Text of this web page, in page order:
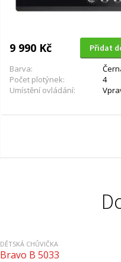
9 990 Kč
Přidat
Barva:
Počet plotýnek:
4
Umístění ovládání:
DĚTSKÁ CHŮVIČKA
Bravo B 5033